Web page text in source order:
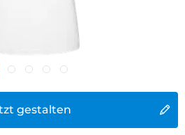
gestalten